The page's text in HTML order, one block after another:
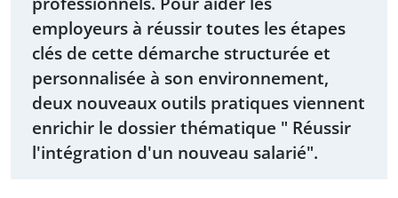
employeurs à réussir toutes les étapes
clés de cette démarche structurée et
personnalisée à son environnement,
deux nouveaux outils pratiques viennent
enrichir le dossier thématique " Réussir
l'intégration d'un nouveau salarié".